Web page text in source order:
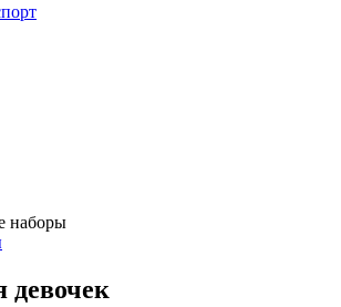
наборы
девочек